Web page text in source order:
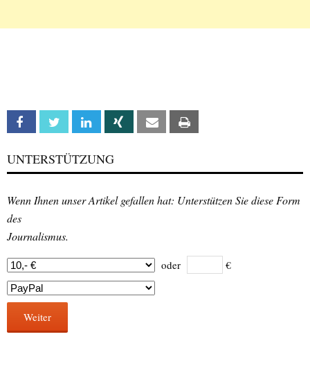
Facebook Twitter Linkedin Xing Email
UNTERSTÜTZUNG
Wenn Ihnen unser Artikel gefallen hat: Unterstützen Sie diese Form
des
Journalismus.
oder €
Weiter